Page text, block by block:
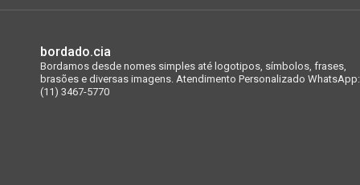
bordado.cia
Bordamos desde nomes simples até logotipos, símbolos, frases,
brasões e diversas imagens. Atendimento Personalizado WhatsApp:
(11) 3467-5770